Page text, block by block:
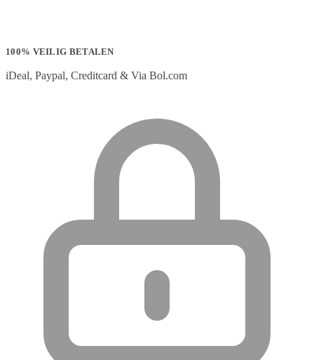
100% VEILIG BETALEN
iDeal, Paypal, Creditcard & Via Bol.com